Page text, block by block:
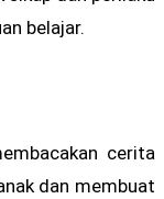
belajar.
cerita
dan membuat